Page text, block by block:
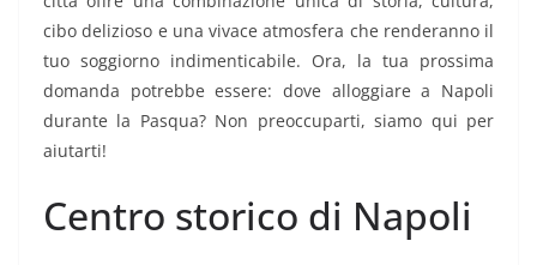
cibo delizioso e una vivace atmosfera che renderanno il
tuo soggiorno indimenticabile. Ora, la tua prossima
domanda potrebbe essere: dove alloggiare a Napoli
durante la Pasqua? Non preoccuparti, siamo qui per
aiutarti!
Centro storico di Napoli